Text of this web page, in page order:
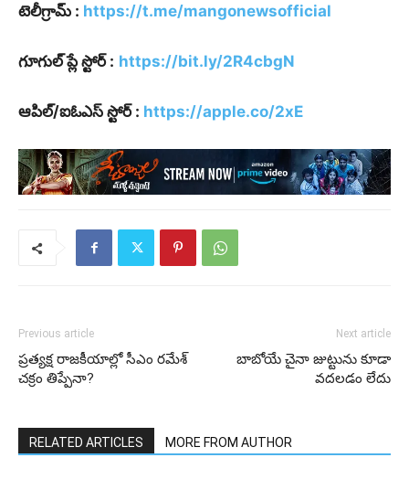
టెలీగ్రామ్ : https://t.me/mangonewsofficial
గూగుల్ ప్లే స్టోర్ : https://bit.ly/2R4cbgN
ఆపిల్/ఐఓఎస్ స్టోర్ : https://apple.co/2xE
Previous article
ప్ర‌త్య‌క్ష రాజ‌కీయాల్లో సీఎం ర‌మేశ్
చ‌క్రం తిప్పేనా?
Next article
బాబోయే చైనా జుట్టును కూడా
వదలడం లేదు
RELATED ARTICLES MORE FROM AUTHOR